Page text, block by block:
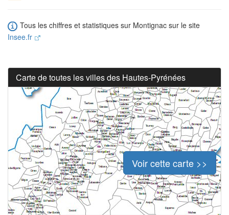
Tous les chiffres et statistiques sur Montignac sur le site
Insee.fr
Carte de toutes les villes des Hautes-Pyrénées
Voir cette carte >>